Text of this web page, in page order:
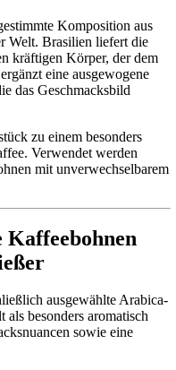
Komposition aus
Welt. Brasilien liefert die
kräftigen Körper, der dem
eine ausgewogene
das Geschmacksbild
zu einem besonders
Verwendet werden
mit unverwechselbarem
Kaffeebohnen
ausgewählte Arabica-
besonders aromatisch
sowie eine